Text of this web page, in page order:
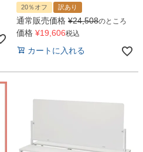
20％オフ 訳あり
通常販売価格 ¥24,508のところ
価格 ¥19,606税込
カートに入れる